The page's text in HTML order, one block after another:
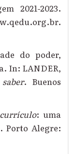
2021-2023.
do poder,
In: LANDER,
. Buenos
: uma
Porto Alegre: